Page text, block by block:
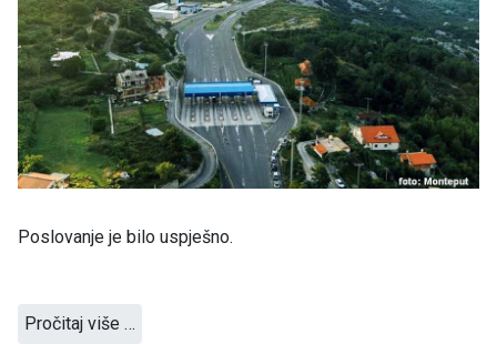
Poslovanje je bilo uspješno.
Pročitaj više …